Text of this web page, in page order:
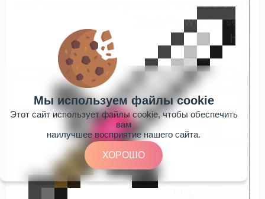
Мы используем файлы cookie
Этот сайт использует файлы cookie, чтобы обеспечить
вам
наилучшее восприятие нашего сайта.
ХОРОШО